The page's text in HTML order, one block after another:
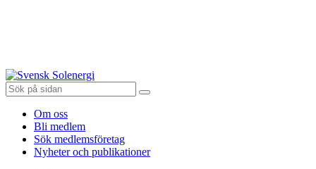
Om oss
Bli medlem
Sök medlemsföretag
Nyheter och publikationer